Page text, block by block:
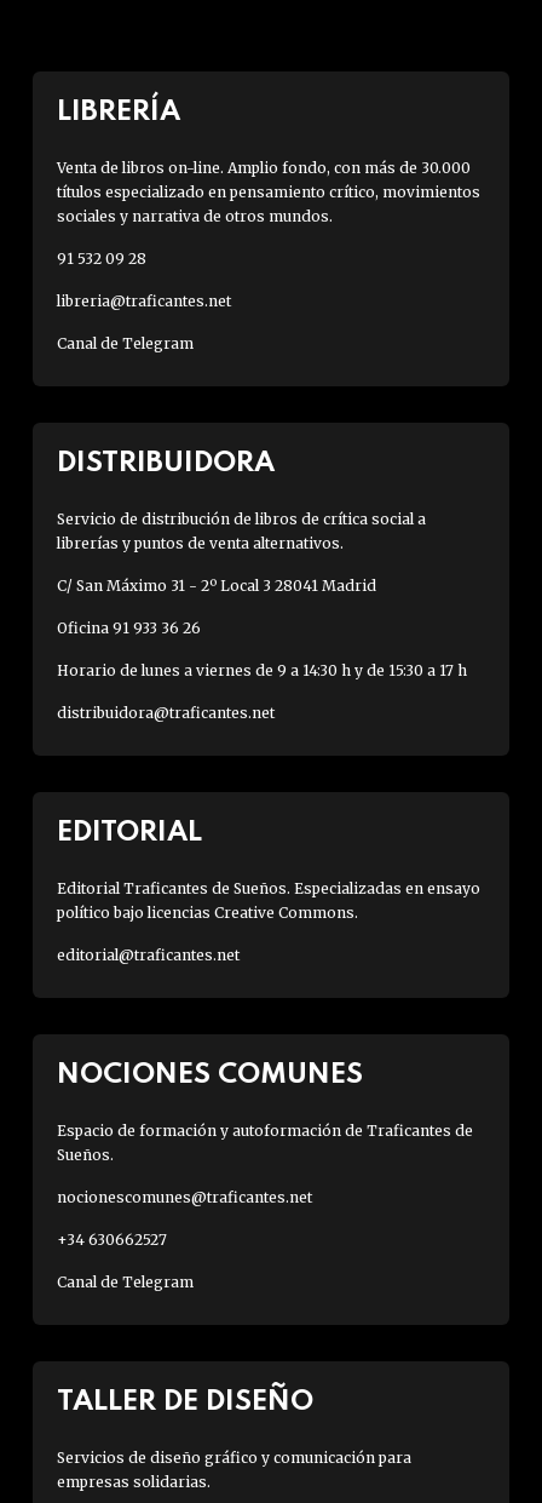
LIBRERÍA
Venta de libros on-line. Amplio fondo, con más de 30.000
títulos especializado en pensamiento crítico, movimientos
sociales y narrativa de otros mundos.
91 532 09 28
libreria@traficantes.net
Canal de Telegram
DISTRIBUIDORA
Servicio de distribución de libros de crítica social a
librerías y puntos de venta alternativos.
C/ San Máximo 31 - 2º Local 3 28041 Madrid
Oficina 91 933 36 26
Horario de lunes a viernes de 9 a 14:30 h y de 15:30 a 17 h
distribuidora@traficantes.net
EDITORIAL
Editorial Traficantes de Sueños. Especializadas en ensayo
político bajo licencias Creative Commons.
editorial@traficantes.net
NOCIONES COMUNES
Espacio de formación y autoformación de Traficantes de
Sueños.
nocionescomunes@traficantes.net
+34 630662527
Canal de Telegram
TALLER DE DISEÑO
Servicios de diseño gráfico y comunicación para
empresas solidarias.